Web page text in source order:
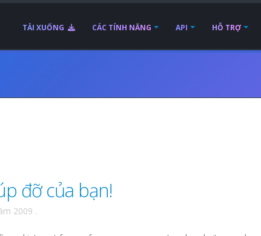
TẢI XUỐNG CÁC TÍNH NĂNG API HỖ TRỢ
đỡ của bạn!
2009 .